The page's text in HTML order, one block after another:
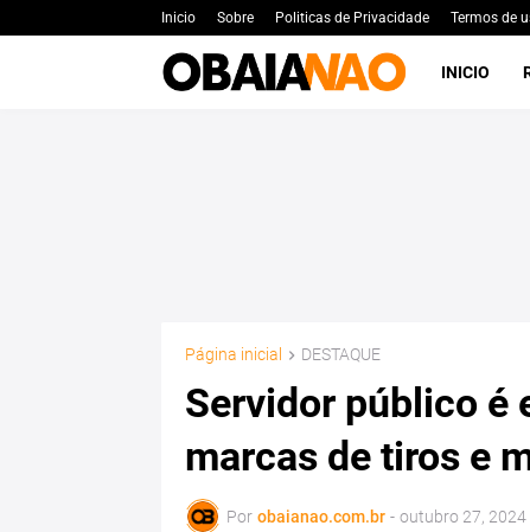
Inicio Sobre Politicas de Privacidade Termos de
INICIO
Página inicial DESTAQUE
Servidor público é
marcas de tiros e
Por obaianao.com.br - outubro 27, 2024